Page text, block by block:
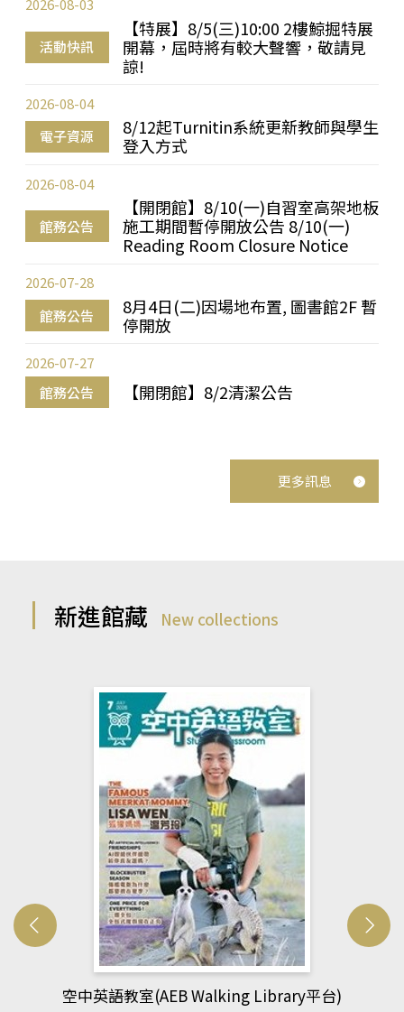
活動快訊
【特展】8/5(三)10:00 2樓鯨掘特展
開幕，屆時將有較大聲響，敬請見
諒!
2026-08-03
電子資源
8/12起Turnitin系統更新教師與學生
登入方式
2026-08-04
館務公告
【開閉館】8/10(一)自習室高架地板
施工期間暫停開放公告 8/10(一)
Reading Room Closure Notice
2026-08-04
館務公告
8月4日(二)因場地布置, 圖書館2F 暫
停開放
2026-07-28
館務公告 【開閉館】8/2清潔公告
2026-07-27
更多訊息
新進館藏 New collections
網管人(kono平台)